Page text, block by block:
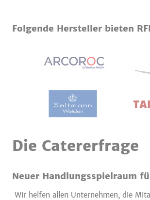
Folgende Hersteller bieten
Die Catererfrage
Neuer Handlungsspielraum
Wir helfen allen Unternehmen, die